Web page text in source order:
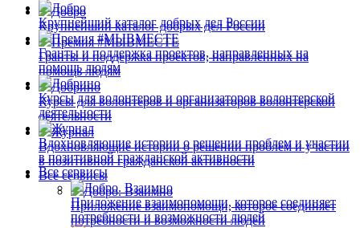
Добро
Крупнейший каталог добрых дел России
Премия #МЫВМЕСТЕ
Гранты и поддержка проектов, направленных на
помощь людям
Добрино
Курсы для волонтеров и организаторов волонтерской
деятельности
Журнал
Вдохновляющие истории о решении проблем и участии
в позитивной гражданской активности
Все сервисы
Добро. Взаимно
Приложение взаимопомощи, которое соединяет
потребности и возможности людей
Добро
Крупнейший каталог добрых дел России
Премия #МЫВМЕСТЕ
Гранты и поддержка проектов, направленных на
помощь людям
Добрино
Курсы для волонтеров и организаторов волонтерской
деятельности
Журнал
Вдохновляющие истории о решении проблем и участии
в позитивной гражданской активности
Все сервисы
Добро. Взаимно
Приложение взаимопомощи, которое соединяет
потребности и возможности людей